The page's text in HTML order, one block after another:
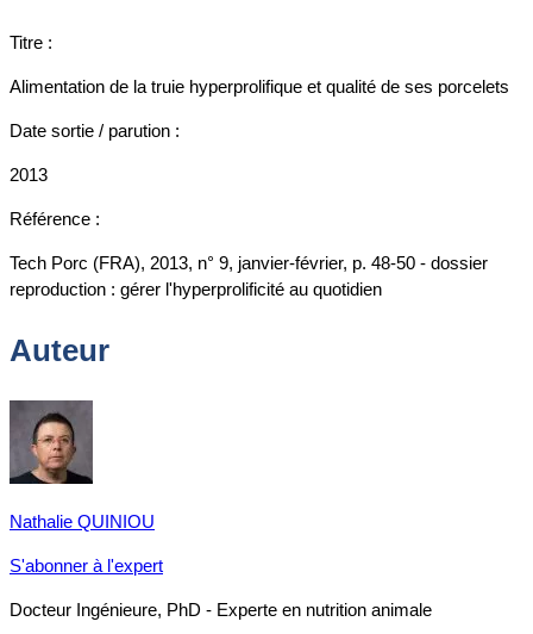
Titre :
Alimentation de la truie hyperprolifique et qualité de ses porcelets
Date sortie / parution :
2013
Référence :
Tech Porc (FRA), 2013, n° 9, janvier-février, p. 48-50 - dossier
reproduction : gérer l'hyperprolificité au quotidien
Auteur
Nathalie QUINIOU
S'abonner à l'expert
Docteur Ingénieure, PhD - Experte en nutrition animale